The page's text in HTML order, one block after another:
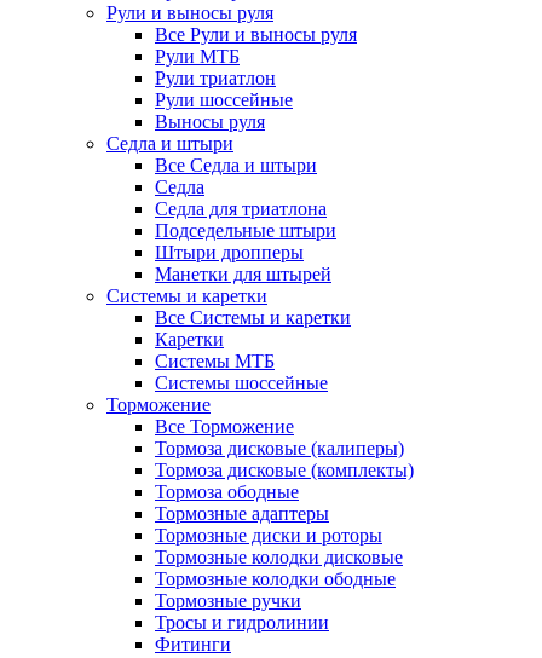
Рули и выносы руля
Все Рули и выносы руля
Рули МТБ
Рули триатлон
Рули шоссейные
Выносы руля
Седла и штыри
Все Седла и штыри
Седла
Седла для триатлона
Подседельные штыри
Штыри дропперы
Манетки для штырей
Системы и каретки
Все Системы и каретки
Каретки
Системы МТБ
Системы шоссейные
Торможение
Все Торможение
Тормоза дисковые (калиперы)
Тормоза дисковые (комплекты)
Тормоза ободные
Тормозные адаптеры
Тормозные диски и роторы
Тормозные колодки дисковые
Тормозные колодки ободные
Тормозные ручки
Тросы и гидролинии
Фитинги